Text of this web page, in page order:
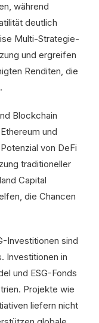
während
deutlich
Multi-Strategie-
und ergreifen
Renditen, die
Blockchain
und
von DeFi
traditioneller
Capital
die Chancen
Investitionen sind
Investitionen in
und ESG-Fonds
Projekte wie
liefern nicht